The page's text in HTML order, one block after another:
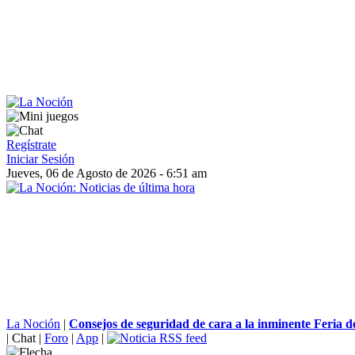
Regístrate
Iniciar Sesión
Jueves, 06 de Agosto de 2026 - 6:51 am
La Noción | Consejos de seguridad de cara a la inminente Feria
| Chat | Foro | App |